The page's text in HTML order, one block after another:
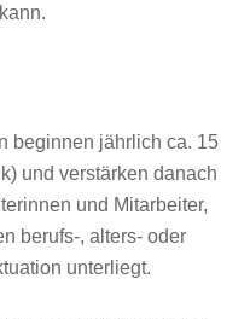
beginnen jährlich ca. 15
und verstärken danach
und Mitarbeiter,
berufs-, alters- oder
unterliegt.